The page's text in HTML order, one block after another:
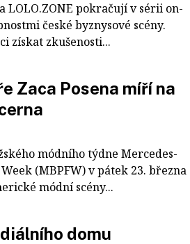
LOLO.ZONE pokračují v sérii on-
české byznysové scény.
získat zkušenosti...
Zaca Posena míří na
módního týdne Mercedes-
(MBPFW) v pátek 23. března
módní scény...
domu